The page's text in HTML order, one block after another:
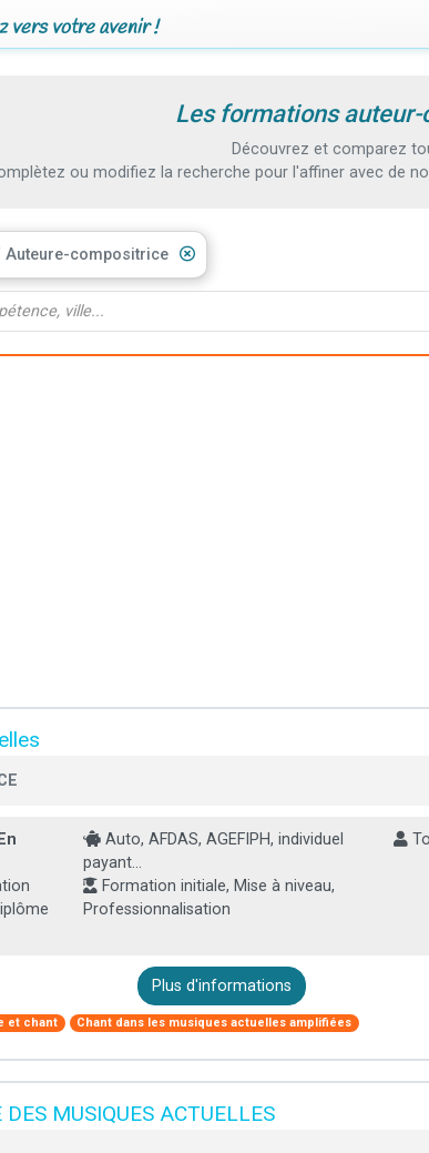
vers votre avenir !
Les formations
Découvrez et comparez
ou modifiez la recherche pour l'affiner avec de
compositrice
En
Auto, AFDAS, AGEFIPH, individuel
payant...
Formation initiale, Mise à niveau,
Professionnalisation
Plus d'informations
et chant Chant dans les musiques actuelles amplifiées
MUSIQUES ACTUELLES